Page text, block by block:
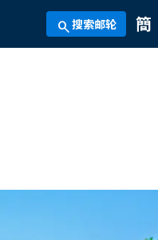
search搜索邮轮 簡